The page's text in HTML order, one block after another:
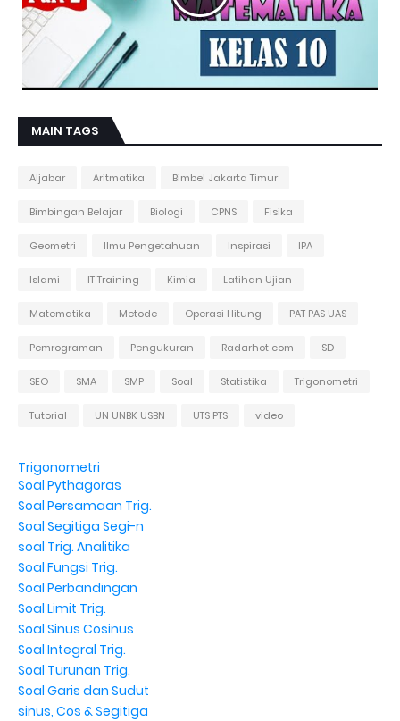
MAIN TAGS
Aljabar Aritmatika Bimbel Jakarta Timur
Bimbingan Belajar Biologi CPNS Fisika
Geometri Ilmu Pengetahuan Inspirasi IPA
Islami IT Training Kimia Latihan Ujian
Matematika Metode Operasi Hitung PAT PAS UAS
Pemrograman Pengukuran Radarhot com SD
SEO SMA SMP Soal Statistika Trigonometri
Tutorial UN UNBK USBN UTS PTS video
Trigonometri
Soal Pythagoras
Soal Persamaan Trig.
Soal Segitiga Segi-n
soal Trig. Analitika
Soal Fungsi Trig.
Soal Perbandingan
Soal Limit Trig.
Soal Sinus Cosinus
Soal Integral Trig.
Soal Turunan Trig.
Soal Garis dan Sudut
sinus, Cos & Segitiga